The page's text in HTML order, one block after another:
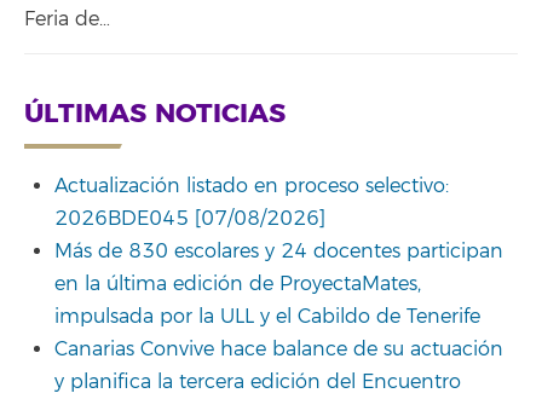
Feria de…
ÚLTIMAS NOTICIAS
Actualización listado en proceso selectivo:
2026BDE045 [07/08/2026]
Más de 830 escolares y 24 docentes participan
en la última edición de ProyectaMates,
impulsada por la ULL y el Cabildo de Tenerife
Canarias Convive hace balance de su actuación
y planifica la tercera edición del Encuentro